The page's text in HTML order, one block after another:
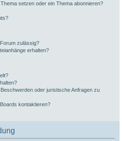
setzen oder ein Thema abonnieren?
zulässig?
erhalten?
oder juristische Anfragen zu
kontaktieren?